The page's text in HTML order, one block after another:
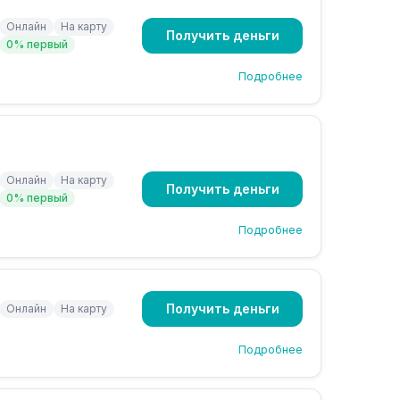
Онлайн
На карту
0% первый
Получить деньги
Подробнее
Онлайн
На карту
0% первый
Получить деньги
Подробнее
Онлайн На карту Получить деньги
Подробнее